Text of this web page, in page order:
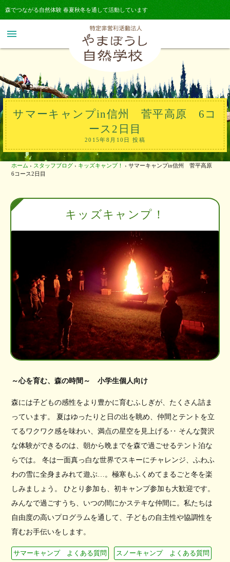
森でつながる自然体験 春夏秋冬を通して活動しています
menu
サマーキャンプin信州 菅平高原 6コ
ース2日目
2015年8月10日 投稿
ホーム › スタッフブログ › キッズキャンプ！ › サマーキャンプin信州 菅平高原
6コース2日目
キッズキャンプ！
～心を育む、森の時間～ 小学生個人向け
森には子どもの感性をより豊かに育むふしぎが、たくさん詰ま
っています。 夏はゆったりと日の出を眺め、仲間とテントを立
てるワクワク感を味わい、満点の星空を見上げる‥ そんな贅沢
な体験ができるのは、朝から晩までを森で過ごせるテント泊な
らでは。 冬は一面真っ白な世界でスキーにチャレンジ、ふわふ
わの雪に全身まみれて遊ぶ…。極寒もふくめてまるごと冬を楽
しみましょう。 ひとり参加も、初キャンプ参加も大歓迎です。
みんなで過ごすうち、いつの間にかステキな仲間に。私たちは
自由度の高いプログラムを通して、子どもの自主性や協調性を
育むお手伝いをします。
サマーキャンプ よくある質問 スノーキャンプ よくある質問